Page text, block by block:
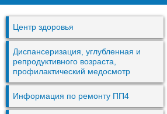
М
Ц
Ч
и
Центр здоровья
Диспансеризация, углубленная и
репродуктивного возраста,
профилактический медосмотр
Информация по ремонту ПП4